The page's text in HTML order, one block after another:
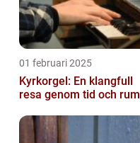
01 februari 2025
Kyrkorgel: En klangfull
resa genom tid och rum